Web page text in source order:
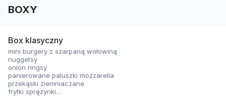
BOXY
Box klasyczny
mini burgery z szarpaną wołowiną
nuggetsy
onion ringsy
panierowane paluszki mozzarella
przekąski ziemniaczane
frytki sprężynki